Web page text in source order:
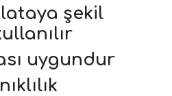
şekil
uygundur